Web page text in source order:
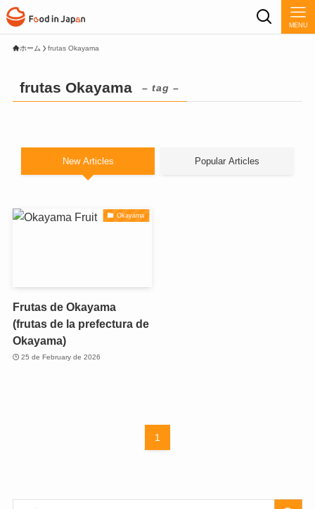
MENU
ホーム frutas Okayama
frutas Okayama – tag –
New Articles Popular Articles
Okayama
Frutas de Okayama
(frutas de la prefectura de
Okayama)
25 de February de 2026
1